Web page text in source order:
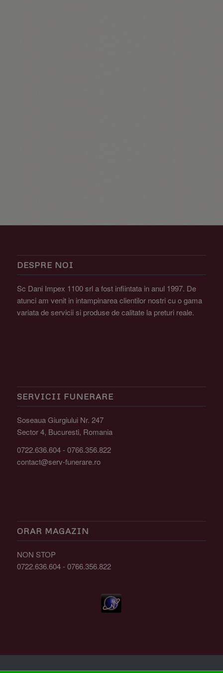
DESPRE NOI
Sc Dani Impex 1100 srl a fost infiintata in anul 1997. De
atunci am venit in intampinarea clientilor nostri cu o gama
variata de servicii si produse de calitate la preturi reale.
SERVICII FUNERARE
Soseaua Giurgiului Nr. 247
Sector 4, Bucuresti, Romania
0722.636.604 - 0766.356.822
contact@serv-funerare.ro
ORAR MAGAZIN
NON STOP
0722.636.604 - 0766.356.822